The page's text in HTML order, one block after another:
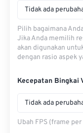
Tidak ada
Pilih bagaimana
Jika Anda memilih
akan digunakan
dengan rasio aspek
Kecepatan Bingkai
Tidak ada
Ubah FPS (frame